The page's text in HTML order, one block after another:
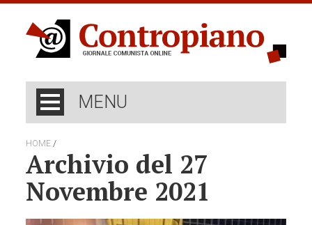
MENU
HOME /
Archivio del 27
Novembre 2021